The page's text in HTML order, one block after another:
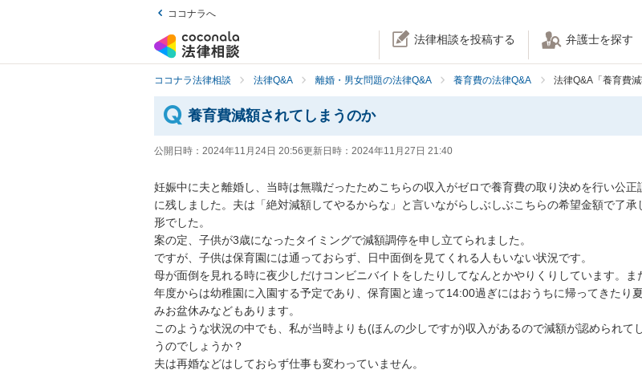
ココナラへ
法律相談を投稿する 弁護士を探す
ココナラ法律相談 法律Q&A 離婚・男女問題の法律Q&A 養育費の法律Q&A 法律Q&A「養育費
養育費減額されてしまうのか
公開日時： 2024年11月24日 20:56更新日時： 2024年11月27日 21:40
妊娠中に夫と離婚し、当時は無職だったためこちらの収入がゼロで養育費の取り決めを行い公正
に残しました。夫は「絶対減額してやるからな」と言いながらしぶしぶこちらの希望金額で了承
形でした。
案の定、子供が3歳になったタイミングで減額調停を申し立てられました。
ですが、子供は保育園には通っておらず、日中面倒を見てくれる人もいない状況です。
母が面倒を見れる時に夜少しだけコンビニバイトをしたりしてなんとかやりくりしています。ま
年度からは幼稚園に入園する予定であり、保育園と違って14:00過ぎにはおうちに帰ってきたり
みお盆休みなどもあります。
このような状況の中でも、私が当時よりも(ほんの少しですが)収入があるので減額が認められて
うのでしょうか？
夫は再婚などはしておらず仕事も変わっていません。